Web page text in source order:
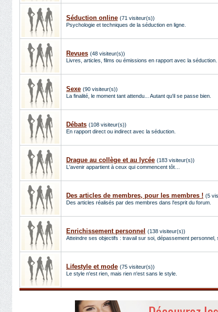
Séduction online (71 visiteur(s))
Psychologie et techniques de la séduction en ligne.
Revues (48 visiteur(s))
Livres, articles, films ou émissions en rapport avec la séduction.
Sexe (90 visiteur(s))
La finalité, le moment tant attendu... Autant qu'il se passe bien.
Débats (108 visiteur(s))
En rapport direct ou indirect avec la séduction.
Drague au collège et au lycée (183 visiteur(s))
L'avenir appartient à ceux qui commencent tôt…
Des articles de membres, pour les membres ! (5
Des articles réalisés par des membres dans l'esprit du forum.
Enrichissement personnel
(138 visiteur(s))
Atteindre ses objectifs : travail sur soi, dépassement
Lifestyle et mode (75 visiteur(s))
Le style n'est rien, mais rien n'est sans le style.